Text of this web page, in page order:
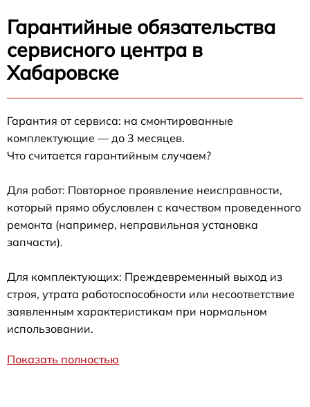
Гарантийные обязательства
сервисного центра в
Хабаровске
Гарантия от сервиса: на смонтированные
комплектующие — до 3 месяцев.
Что считается гарантийным случаем?
Для работ: Повторное проявление неисправности,
который прямо обусловлен с качеством проведенного
ремонта (например, неправильная установка
запчасти).
Для комплектующих: Преждевременный выход из
строя, утрата работоспособности или несоответствие
заявленным характеристикам при нормальном
использовании.
Показать полностью